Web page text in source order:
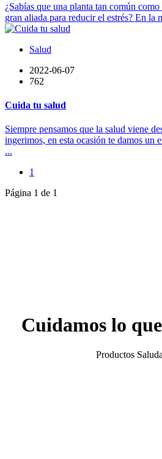
¿Sabías que una planta tan común
gran aliada para reducir el estrés? En la
Salud
2022-06-07
762
Cuida tu salud
Siempre pensamos que la salud viene
ingerimos, en esta ocasión te damos un
...
1
Página 1 de 1
Cuidamos lo
Productos